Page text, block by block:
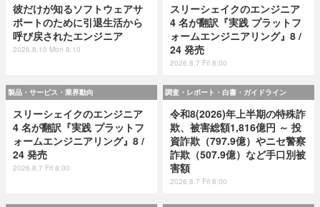
彼だけが知るソフトウェアサ
ポートのために引退生活から
呼び戻されたエンジニア
2026.8.10 Mon 8:10
スリーシェイクのエンジニア
4 名が翻訳『実践 プラットフ
ォームエンジニアリング』8 /
24 発売
2026.8.7 Fri 8:00
製品・サービス・業界動向
スリーシェイクのエンジニア
4 名が翻訳『実践 プラットフ
ォームエンジニアリング』8 /
24 発売
2026.8.7 Fri 8:00
調査・レポート・白書・ガイドライン
令和8(2026)年上半期の特殊詐
欺、被害総額1,816億円 ～ 投
資詐欺（797.9億）やニセ警察
詐欺（507.9億）など手口別被
害額
2026.8.7 Fri 8:00